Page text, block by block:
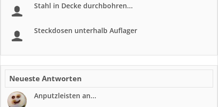
Stahl in Decke durchbohren...
Steckdosen unterhalb Auflager
Neueste Antworten
Anputzleisten an...